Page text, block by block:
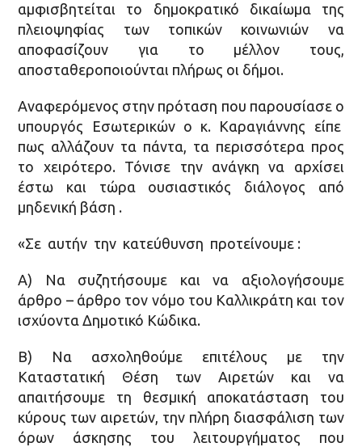
αμφισβητείται το δηµοκρατικό δικαίωµα της
πλειοψηφίας των τοπικών κοινωνιών να
αποφασίζουν για το µέλλον τους,
αποσταθεροποιούνται πλήρως οι δήμοι.
Αναφερόμενος στην πρόταση που παρουσίασε ο
υπουργός Εσωτερικών ο κ. Καραγιάννης είπε
πως αλλάζουν τα πάντα, τα περισσότερα προς
το χειρότερο. Τόνισε την ανάγκη να αρχίσει
έστω και τώρα ουσιαστικός διάλογος από
μηδενική βάση .
«Σε αυτήν την κατεύθυνση προτείνουµε :
Α) Να συζητήσουµε και να αξιολογήσουµε
άρθρο – άρθρο τον νόµο του Καλλικράτη και τον
ισχύοντα Δηµοτικό Κώδικα.
Β) Να ασχοληθούµε επιτέλους µε την
Καταστατική Θέση των Αιρετών και να
απαιτήσουμε τη θεσµική αποκατάσταση του
κύρους των αιρετών, την πλήρη διασφάλιση των
όρων άσκησης του λειτουργήµατος που